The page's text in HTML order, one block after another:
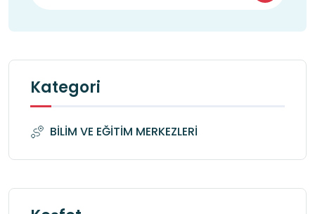
Kategori
BİLİM VE EĞİTİM MERKEZLERİ